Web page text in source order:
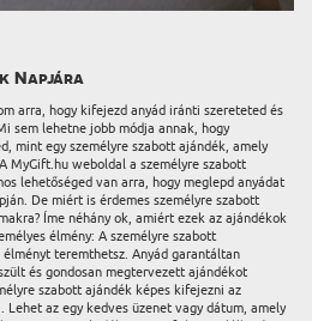
Napjára
arra, hogy kifejezd anyád iránti szereteted és
sem lehetne jobb módja annak, hogy
mint egy személyre szabott ajándék, amely
MyGift.hu weboldal a személyre szabott
lehetőséged van arra, hogy meglepd anyádat
De miért is érdemes személyre szabott
Íme néhány ok, amiért ezek az ajándékok
élmény: A személyre szabott
teremthetsz. Anyád garantáltan
és gondosan megtervezett ajándékot
szabott ajándék képes kifejezni az
az egy kedves üzenet vagy dátum, amely